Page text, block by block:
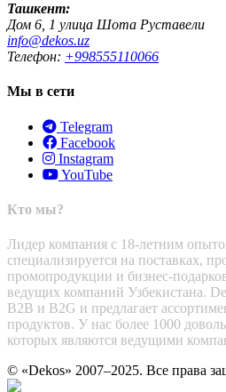
Ташкент:
Дом 6, 1 улица Шота Руставели
info@dekos.uz
Телефон: +998555110066
Мы в сети
Telegram
Facebook
Instagram
YouTube
Кто мы?
Лидер компания с 18-летним
специализируется на поставках,
промопродукции и бизнес-
ведущих компаний Узбекистана.
B2B и B2G и предлагает
продуктов. У нас более 1000
которых являются ведущими
© «Dekos» 2007–2025. Все права